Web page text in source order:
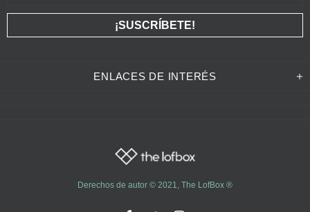
ENLACES DE INTERÉS
Derechos de autor © 2021, The LofBox ®